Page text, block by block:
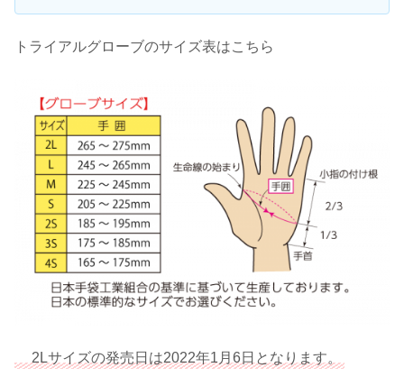
トライアルグローブのサイズ表はこちら
2Lサイズの発売日は2022年1月6日となります。